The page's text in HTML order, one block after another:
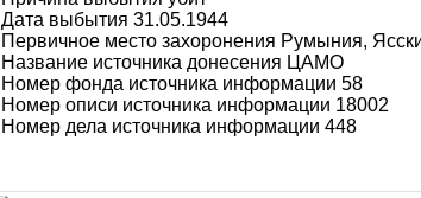
Дата выбытия 31.05.1944
Первичное место захоронения Румыния,
Название источника донесения ЦАМО
Номер фонда источника информации 58
Номер описи источника информации 18002
Номер дела источника информации 448